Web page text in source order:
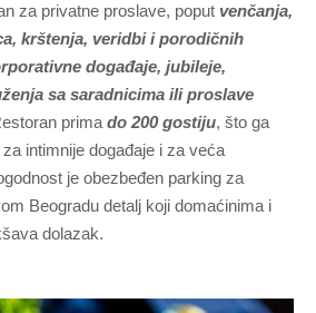
za privatne proslave, poput venčanja,
krštenja, veridbi i porodičnih
događaje, jubileje,
sa saradnicima ili proslave
prima do 200 gostiju, što ga
intimnije događaje i za veća
je obezbeđen parking za
Beogradu detalj koji domaćinima i
dolazak.